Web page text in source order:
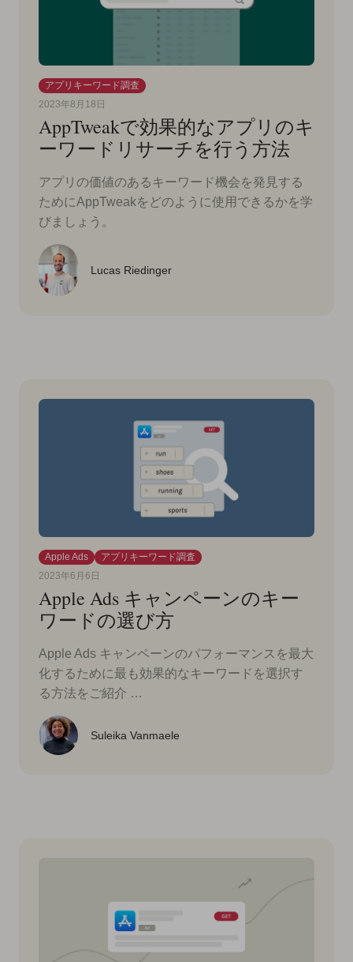
アプリキーワード調査
2023年8月18日
AppTweakで効果的なアプリのキ
ーワードリサーチを行う方法
アプリの価値のあるキーワード機会を発見する
ためにAppTweakをどのように使用できるかを学
びましょう。
Lucas Riedinger
Apple Ads
アプリキーワード調査
2023年6月6日
Apple Ads キャンペーンのキー
ワードの選び方
Apple Ads キャンペーンのパフォーマンスを最大
化するために最も効果的なキーワードを選択す
る方法をご紹介 …
Suleika Vanmaele